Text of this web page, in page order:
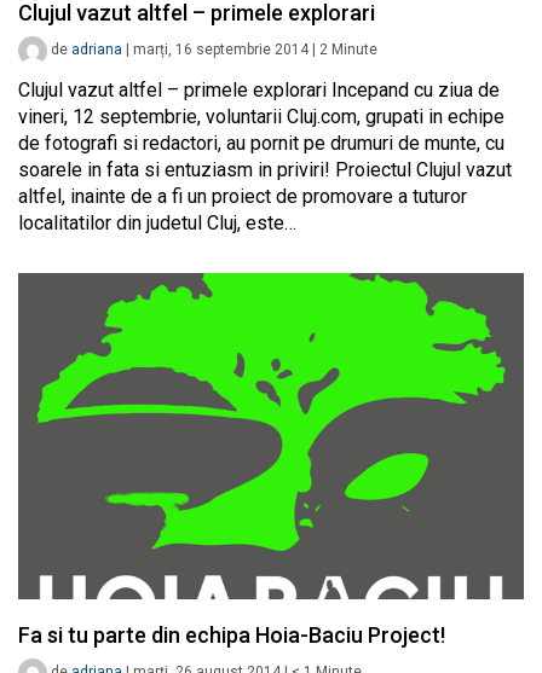
Clujul vazut altfel – primele explorari
de adriana marți, 16 septembrie 2014 2 Minute
Clujul vazut altfel – primele explorari Incepand cu ziua de
vineri, 12 septembrie, voluntarii Cluj.com, grupati in echipe
de fotografi si redactori, au pornit pe drumuri de munte, cu
soarele in fata si entuziasm in priviri! Proiectul Clujul vazut
altfel, inainte de a fi un proiect de promovare a tuturor
localitatilor din judetul Cluj, este…
Fa si tu parte din echipa Hoia-Baciu Project!